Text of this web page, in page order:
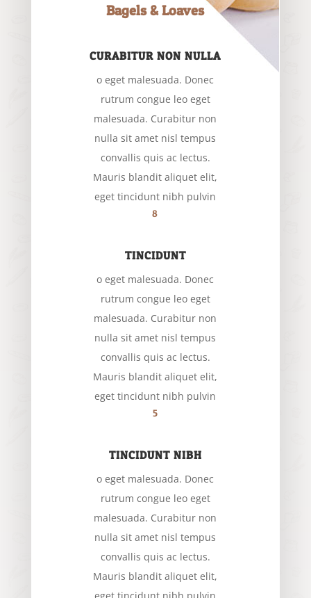
Bagels & Loaves
CURABITUR NON NULLA
o eget malesuada. Donec
rutrum congue leo eget
malesuada. Curabitur non
nulla sit amet nisl tempus
convallis quis ac lectus.
Mauris blandit aliquet elit,
eget tincidunt nibh pulvin
8
TINCIDUNT
o eget malesuada. Donec
rutrum congue leo eget
malesuada. Curabitur non
nulla sit amet nisl tempus
convallis quis ac lectus.
Mauris blandit aliquet elit,
eget tincidunt nibh pulvin
5
TINCIDUNT NIBH
o eget malesuada. Donec
rutrum congue leo eget
malesuada. Curabitur non
nulla sit amet nisl tempus
convallis quis ac lectus.
Mauris blandit aliquet elit,